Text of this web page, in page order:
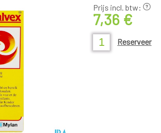
Prijs incl. btw:
7,36 €
Reserveer